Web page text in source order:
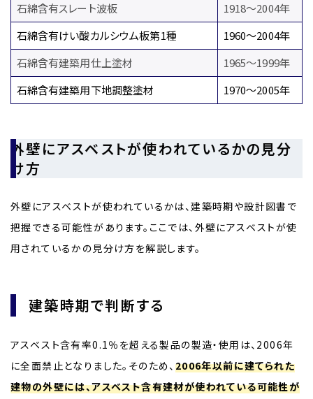
石綿含有スレート波板
1918～2004年
石綿含有けい酸カルシウム板第1種
1960～2004年
石綿含有建築用仕上塗材
1965～1999年
石綿含有建築用下地調整塗材
1970～2005年
外壁にアスベストが使われているかの見分
け方
外壁にアスベストが使われているかは、建築時期や設計図書で
把握できる可能性があります。ここでは、外壁にアスベストが使
用されているかの見分け方を解説します。
建築時期で判断する
アスベスト含有率0.1％を超える製品の製造・使用は、2006年
に全面禁止となりました。そのため、 2006年以前に建てられた
建物の外壁には、アスベスト含有建材が使われている可能性が